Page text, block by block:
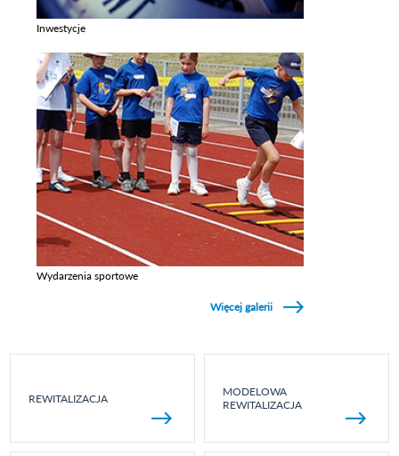
Inwestycje
Wydarzenia sportowe
Więcej galerii
REWITALIZACJA
MODELOWA
REWITALIZACJA